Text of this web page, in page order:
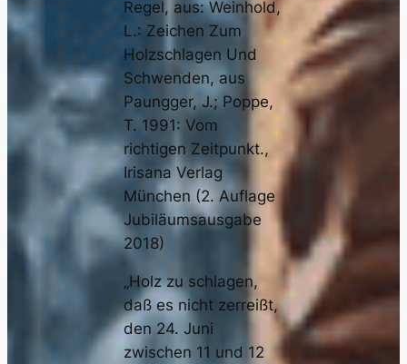
Regel, aus: Weinhold,
L.: Zeichen Zum
Holzschlagen Und
Schwenden, aus
Paungger, J.; Poppe,
T. 1991: Vom
richtigen Zeitpunkt.,
Irisana Verlag
München (2. Auflage
Jubiläumsausgabe
2018)
„Holz zu schlagen,
daß es nicht zerreißt,
den 24. Juni
zwischen 11 und 12